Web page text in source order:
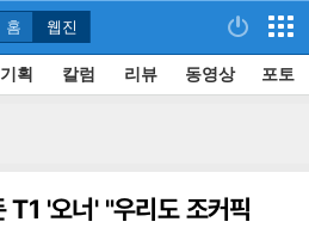
홈 웹진
기획 칼럼 리뷰 동영상 포토
'오너' "우리도 조커픽